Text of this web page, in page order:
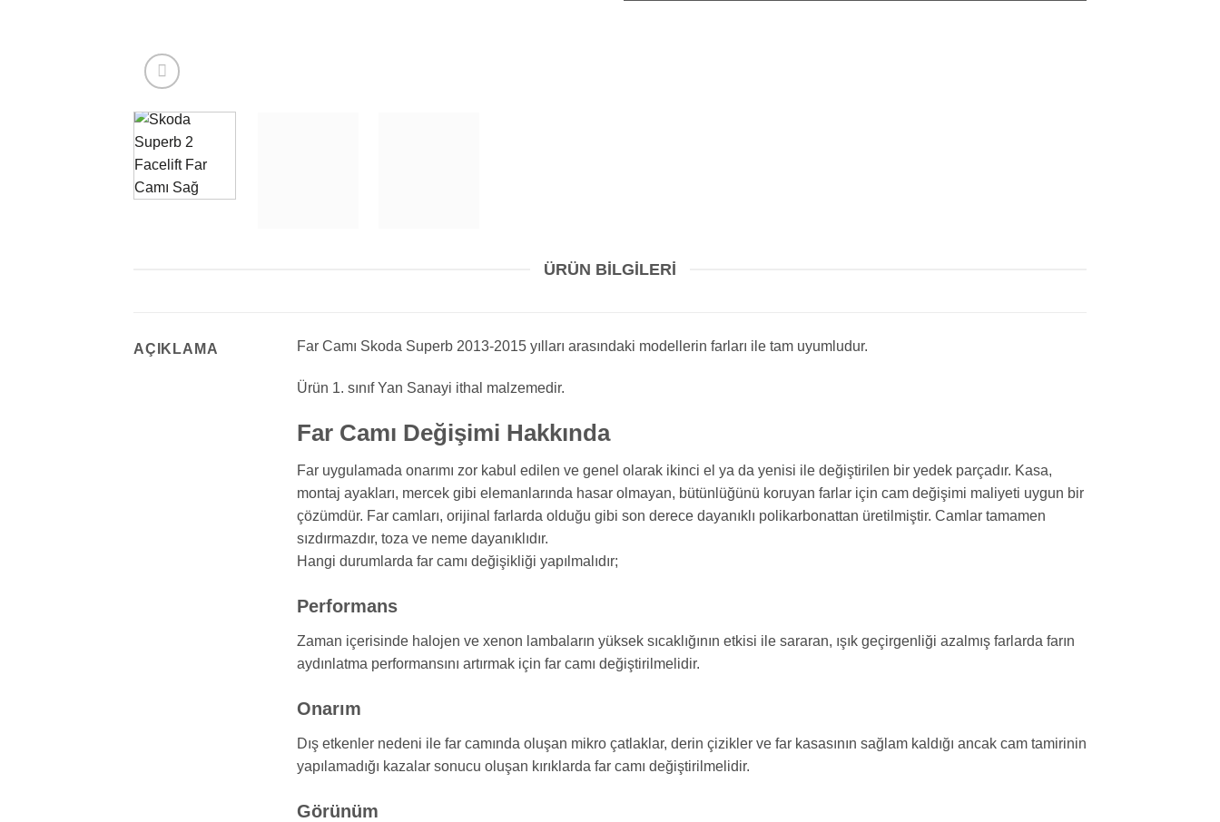
ÜRÜN BILGILERI
AÇIKLAMA Far Camı Skoda Superb 2013-2015 yılları arasındaki modellerin farları ile tam uyumludur.
Ürün 1. sınıf Yan Sanayi ithal malzemedir.
Far Camı Değişimi Hakkında
Far uygulamada onarımı zor kabul edilen ve genel olarak ikinci el ya da yenisi ile değiştirilen bir yedek parçadır. Kasa,
montaj ayakları, mercek gibi elemanlarında hasar olmayan, bütünlüğünü koruyan farlar için cam değişimi maliyeti uygun bir
çözümdür. Far camları, orijinal farlarda olduğu gibi son derece dayanıklı polikarbonattan üretilmiştir. Camlar tamamen
sızdırmazdır, toza ve neme dayanıklıdır.
Hangi durumlarda far camı değişikliği yapılmalıdır;
Performans
Zaman içerisinde halojen ve xenon lambaların yüksek sıcaklığının etkisi ile sararan, ışık geçirgenliği azalmış farlarda farın
aydınlatma performansını artırmak için far camı değiştirilmelidir.
Onarım
Dış etkenler nedeni ile far camında oluşan mikro çatlaklar, derin çizikler ve far kasasının sağlam kaldığı ancak cam tamirinin
yapılamadığı kazalar sonucu oluşan kırıklarda far camı değiştirilmelidir.
Görünüm